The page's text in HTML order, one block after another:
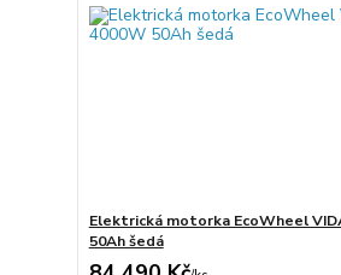
Elektrická motorka EcoWheel
50Ah šedá